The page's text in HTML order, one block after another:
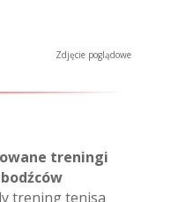
Zdjęcie poglądowe
treningi
trening tenisa